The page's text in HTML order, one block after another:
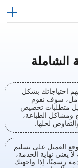
الشاملة
احتياجاتك بشكل
سوف نقوم
متطلبات تخصيص
ومشاكل الطباعة،
لحلها.
العميل على تسليم
لا يعني نهاية الخدمة،
رسميًا، إذا واجهتك